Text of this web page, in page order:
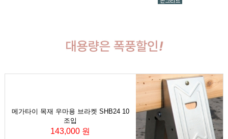
메가타이 목재 우마용 브라켓 SHB24 10
조입
143,000 원